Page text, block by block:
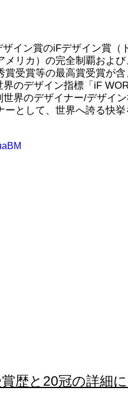
イン賞のiFデザイン賞（
メリカ）の完全制覇およ
賞受賞等の最高賞受賞が
のデザイン指標「iF
界のデザイナー/デザイ
ーとして、世界へ誇る快
歴と20冠の詳細